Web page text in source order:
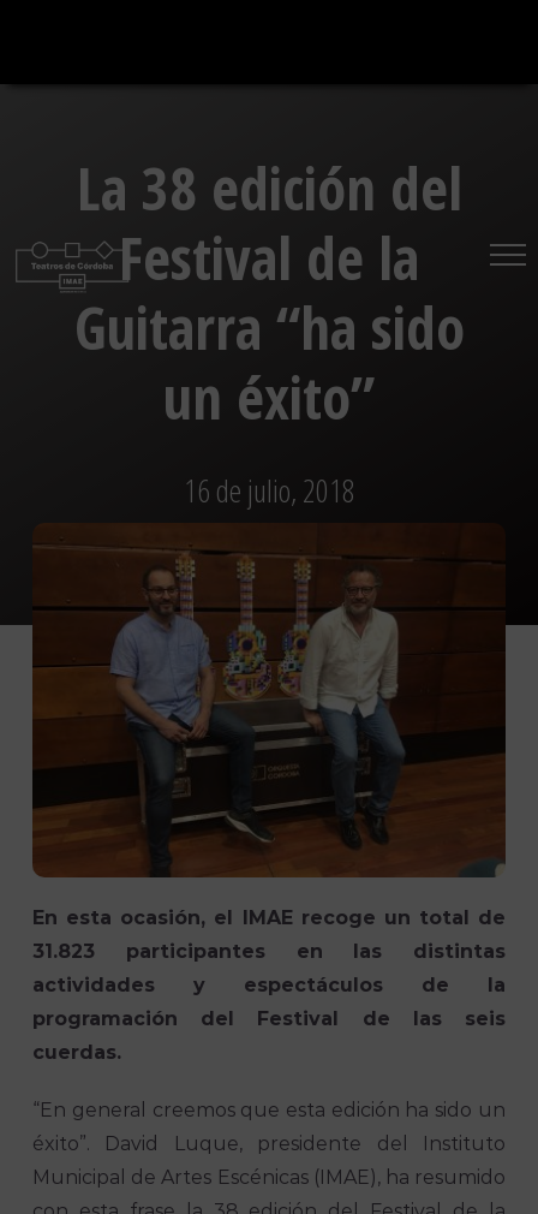
contenido
La 38 edición del
Festival de la
Guitarra “ha sido
un éxito”
16 de julio, 2018
En esta ocasión, el IMAE recoge un total de
31.823 participantes en las distintas
actividades y espectáculos de la
programación del Festival de las seis
cuerdas.
“En general creemos que esta edición ha sido un
éxito”. David Luque, presidente del Instituto
Municipal de Artes Escénicas (IMAE), ha resumido